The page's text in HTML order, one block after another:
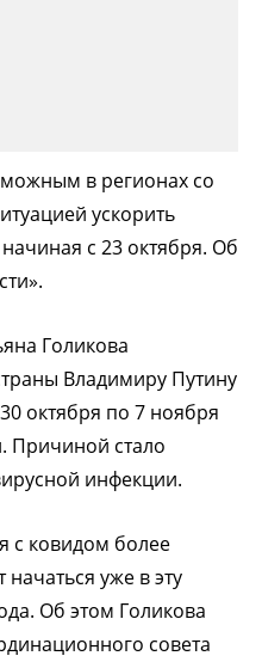
в регионах со
ускорить
с 23 октября. Об
Голикова
Владимиру Путину
октября по 7 ноября
Причиной стало
инфекции.
с ковидом более
уже в эту
Об этом Голикова
совета